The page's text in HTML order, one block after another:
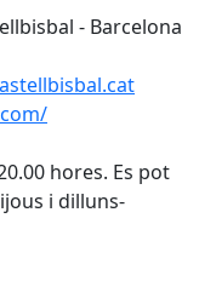
- Barcelona
hores. Es pot
i dilluns-